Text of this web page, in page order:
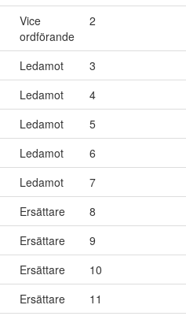
Vice
ordförande
2
Ledamot
3
Ledamot
4
Ledamot
5
Ledamot
6
Ledamot
7
Ersättare
8
Ersättare
9
Ersättare
10
Ersättare 11